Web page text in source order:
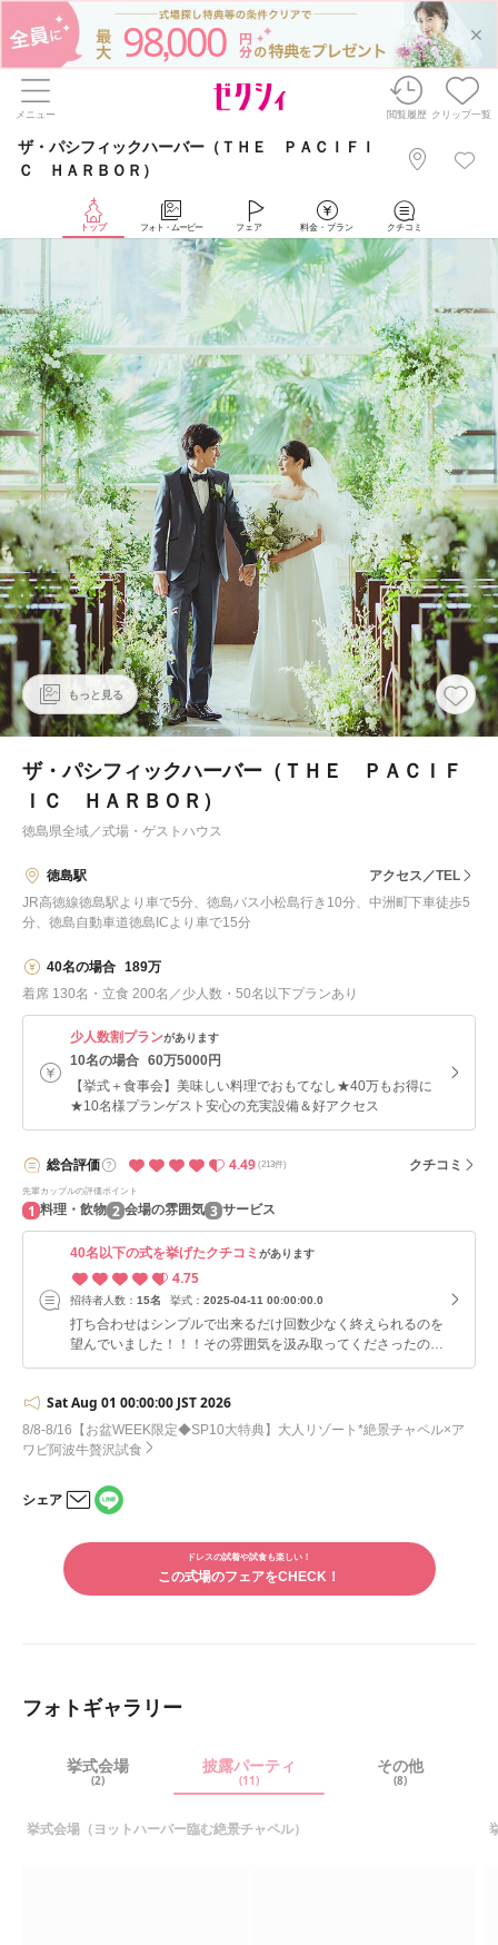
98,000
メニュー 閲覧履歴 クリップ一覧
ザ・パシフィックハーバー（ＴＨＥ ＰＡＣＩＦＩ
Ｃ ＨＡＲＢＯＲ）
トップ フォト・ムービー フェア 料金・プラン クチコミ
もっと見る
ザ・パシフィックハーバー（ＴＨＥ ＰＡＣＩＦ
ＩＣ ＨＡＲＢＯＲ）
徳島県全域／式場・ゲストハウス
徳島駅
アクセス／TEL
JR高徳線徳島駅より車で5分、徳島バス小松島行き10分、中洲町下車徒歩5
分、徳島自動車道徳島ICより車で15分
40名の場合 189万
着席 130名・立食 200名／少人数・50名以下プランあり
少人数割プランがあります
10名の場合 60万5000円
【挙式＋食事会】美味しい料理でおもてなし★40万もお得に
★10名様プランゲスト安心の充実設備＆好アクセス
総合評価 4.49 (213件) クチコミ
先輩カップルの評価ポイント
1 料理・飲物 2 会場の雰囲気 3 サービス
40名以下の式を挙げたクチコミ があります
4.75
招待者人数： 15名 挙式： 2025-04-11 00:00:00.0
打ち合わせはシンプルで出来るだけ回数少なく終えられるのを
望んでいました！！！その雰囲気を汲み取ってくださったの
か、スタッフの方も細かいところは飛ばしてくださりまし
りな挙式を希望しておりましたが、それ通りにしてくださりま
した！！！また、こちらの細かい要望まで聞いてくださり、式
側からも積極的に意見をだしてもらいました。 こだわったポ
えする形で行ったところです！！！プレゼントを用意してたん
ですが、スタッフの心意気でくじ引き用の箱を即興で作ってく
い、私たちらしい式だと言ってくれました！ 本当に良かった
Sat Aug 01 00:00:00 JST 2026
8/8-8/16【お盆WEEK限定◆SP10大特典】大人リゾート*絶景チャペル×ア
ワビ阿波牛贅沢試食
シェア
ルで
シェ
アす
る
で
ドレスの試着や試食も楽しい！
この式場のフェアをCHECK！
フォトギャラリー
挙式会場
(2)
披露パーティ
(11)
その他
(8)
挙式会場（ヨットハーバー臨む絶景チャペル）